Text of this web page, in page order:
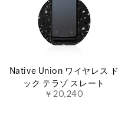
Native Union ワイヤレス ド
ック テラゾ スレート
￥20,240